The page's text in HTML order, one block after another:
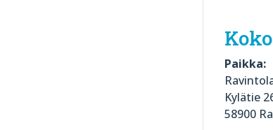
Paikka:
Kylätie
58900